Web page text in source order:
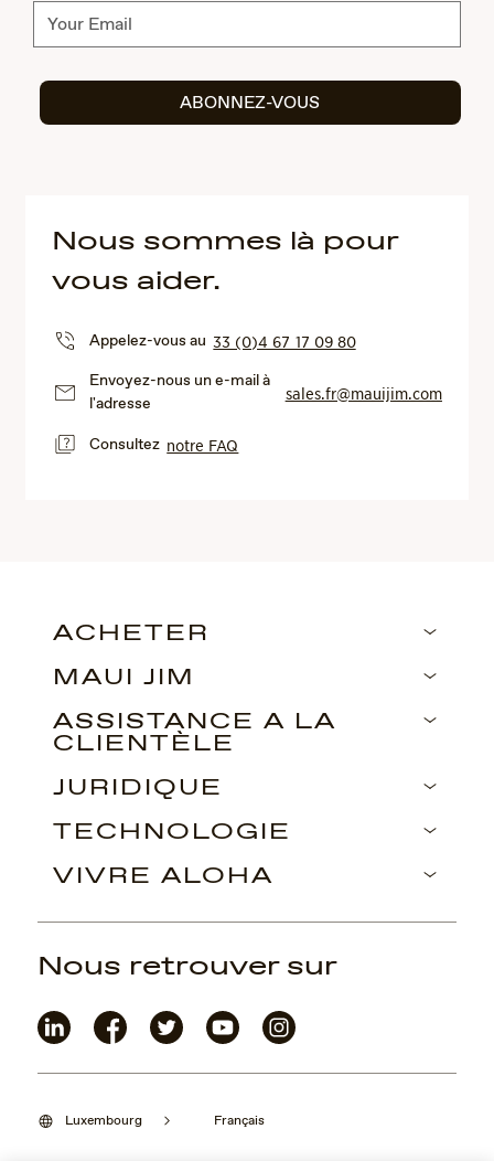
Abonnez-
vous
ABONNEZ-VOUS
Nous sommes là pour
vous aider.
Appelez-vous au33 (0)4 67 17 09 80
Envoyez-nous un e-mail à
l'adresse
sales.fr@mauijim.com
Consultez notre FAQ
ACHETER
MAUI JIM
ASSISTANCE À LA
CLIENTÈLE
JURIDIQUE
TECHNOLOGIE
VIVRE ALOHA
Luxembourg Français
Nous retrouver sur